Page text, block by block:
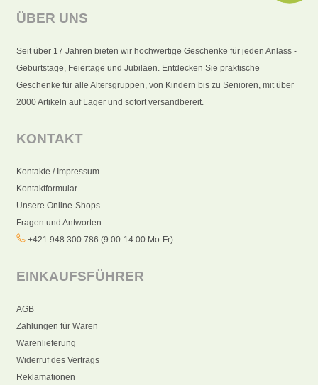
ÜBER UNS
Seit über 17 Jahren bieten wir hochwertige Geschenke für jeden Anlass -
Geburtstage, Feiertage und Jubiläen. Entdecken Sie praktische
Geschenke für alle Altersgruppen, von Kindern bis zu Senioren, mit über
2000 Artikeln auf Lager und sofort versandbereit.
KONTAKT
Kontakte / Impressum
Kontaktformular
Unsere Online-Shops
Fragen und Antworten
+421 948 300 786 (9:00-14:00 Mo-Fr)
EINKAUFSFÜHRER
AGB
Zahlungen für Waren
Warenlieferung
Widerruf des Vertrags
Reklamationen